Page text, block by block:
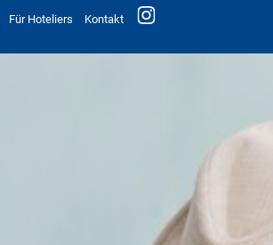
Für Hoteliers
Kontakt